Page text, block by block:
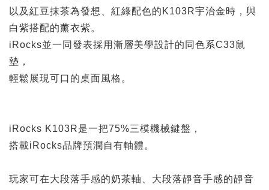
以及紅豆抹茶為發想、紅綠配色的K103R宇治金時，與
白紫搭配的薰衣紫。
iRocks並一同發表採用漸層美學設計的同色系C33鼠
墊，
輕鬆展現可口的桌面風格。
iRocks K103R是一把75%三模機械鍵盤，
搭載iRocks品牌預潤自有軸體。
玩家可在大段落手感的奶茶軸、大段落靜音手感的靜音